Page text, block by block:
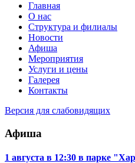
Главная
О нас
Структура и филиалы
Новости
Афиша
Мероприятия
Услуги и цены
Галерея
Контакты
Версия для слабовидящих
Афиша
1 августа в 12:30 в парке